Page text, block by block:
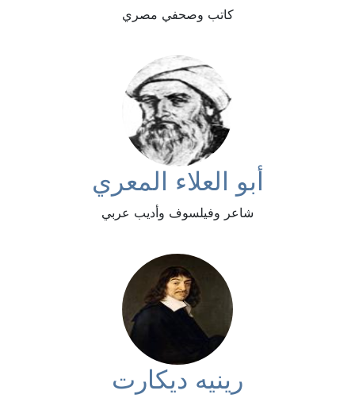
كاتب وصحفي مصري
أبو العلاء المعري
شاعر وفيلسوف وأديب عربي
رينيه ديكارت